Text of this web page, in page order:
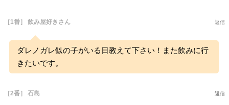
［1番］ 飲み屋好きさん 返信
ダレノガレ似の子がいる日教えて下さい！また飲みに行
きたいです。
［2番］ 石島 返信